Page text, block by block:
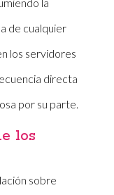
de cualquier
los servidores
directa
por su parte.
los
sobre